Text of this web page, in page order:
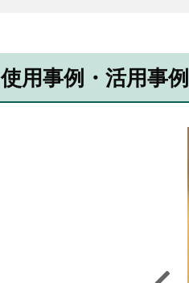
使用事例・活用事例